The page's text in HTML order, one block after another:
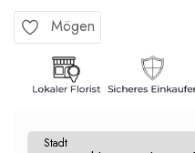
Mögen
Stadt